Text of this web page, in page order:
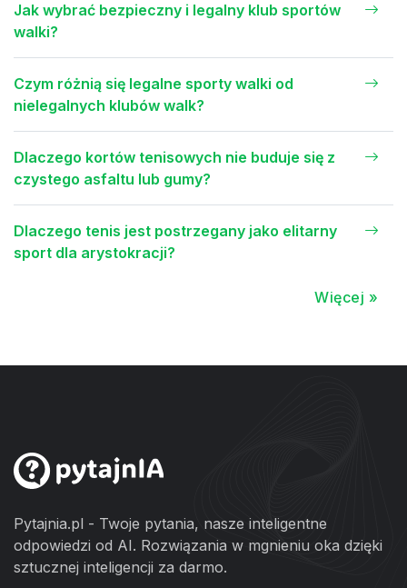
Jak wybrać bezpieczny i legalny klub sportów
walki?
Czym różnią się legalne sporty walki od
nielegalnych klubów walk?
Dlaczego kortów tenisowych nie buduje się z
czystego asfaltu lub gumy?
Dlaczego tenis jest postrzegany jako elitarny
sport dla arystokracji?
Więcej »
Pytajnia.pl - Twoje pytania, nasze inteligentne
odpowiedzi od AI. Rozwiązania w mgnieniu oka dzięki
sztucznej inteligencji za darmo.